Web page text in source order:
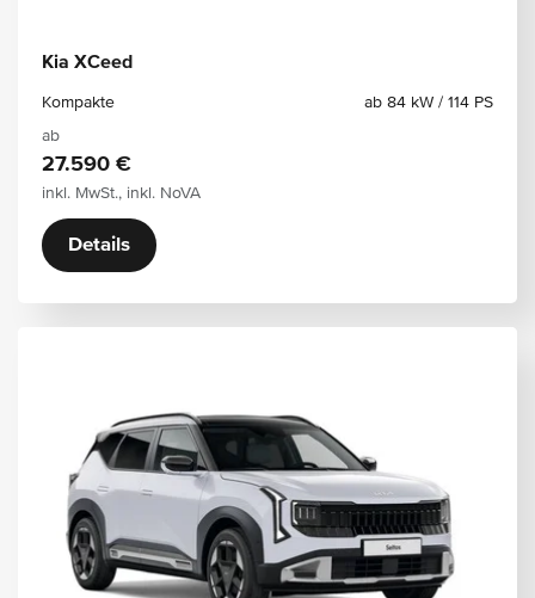
Kia XCeed
Kompakte
ab 84 kW / 114 PS
ab
27.590 €
inkl. MwSt., inkl. NoVA
Details